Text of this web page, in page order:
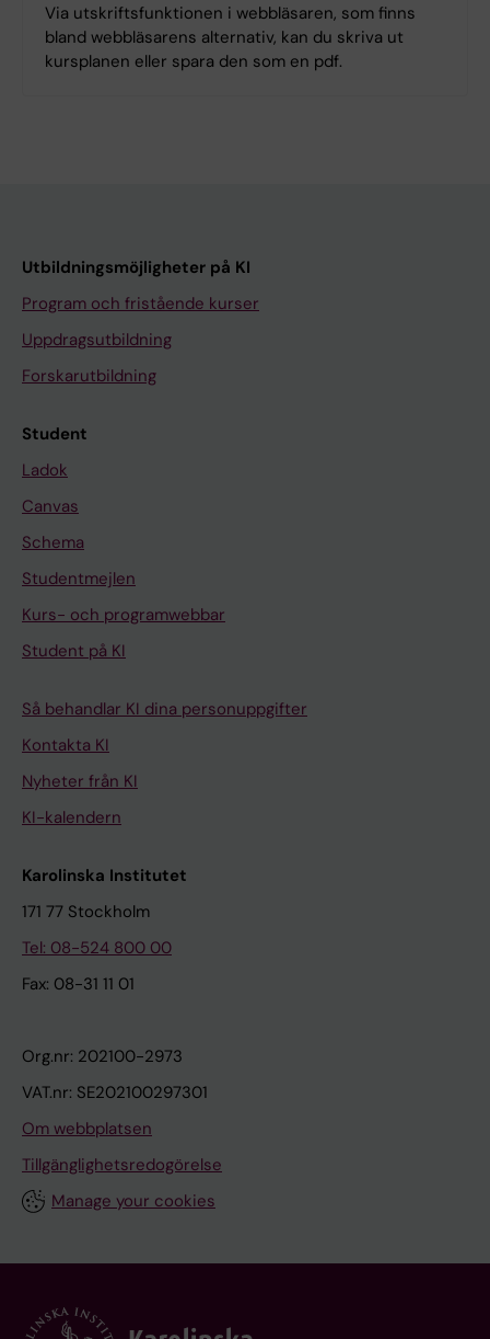
Via utskriftsfunktionen i webbläsaren, som finns
bland webbläsarens alternativ, kan du skriva ut
kursplanen eller spara den som en pdf.
Utbildningsmöjligheter på KI
Program och fristående kurser
Uppdragsutbildning
Forskarutbildning
Student
Ladok
Canvas
Schema
Studentmejlen
Kurs- och programwebbar
Student på KI
Så behandlar KI dina personuppgifter
Kontakta KI
Nyheter från KI
KI-kalendern
Karolinska Institutet
171 77 Stockholm
Tel: 08-524 800 00
Fax: 08-31 11 01
Org.nr: 202100-2973
VAT.nr: SE202100297301
Om webbplatsen
Tillgänglighetsredogörelse
Manage your cookies